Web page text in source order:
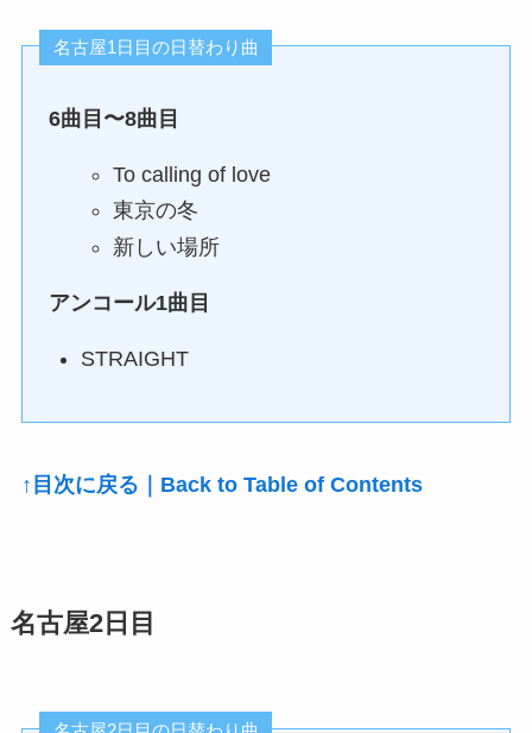
名古屋1日目の日替わり曲
6曲目〜8曲目
To calling of love
東京の冬
新しい場所
アンコール1曲目
STRAIGHT
↑目次に戻る｜Back to Table of Contents
名古屋2日目